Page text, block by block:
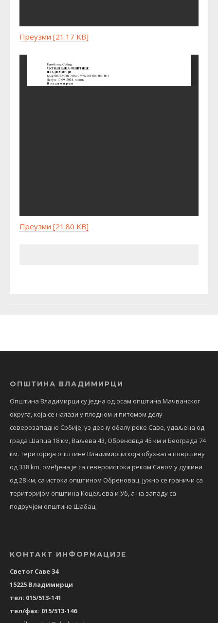
Преузми [21.17 KB]
Преузми [21.80 KB]
ОПШТИНА ВЛАДИМИРЦИ
Општина Владимирци су једна од осам општина Мачванског
округа, која се налази у плодном и питомом делу
северозападне Србије, уз десну обалу реке Саве, удаљена од
града Шапца 18 км, Ваљева 43, Обреновца 45 км и Београда 74
км. Територија општине Владимирци која обухвата површину
од 338 km, омеђена је са североистока реком Савом у дужини
од 28 км, са истока општином Обреновац, јужно се граничи са
територијом општина Коцељева и Уб, а на западу са
подручјем општине Шабац.
КОНТАКТ ИНФОРМАЦИЈЕ
Светог Саве 34
15225 Владимирци
тел: 015/513-141
тел/фах: 015/513-146